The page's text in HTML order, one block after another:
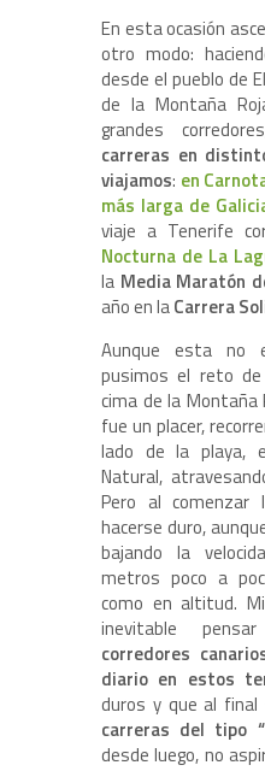
En esta ocasión
otro modo:
desde el pueblo de
de la Montaña
grandes
carreras en
viajamos: en
más larga de
viaje a Tenerife
Nocturna de La
la Media Maratón
año en laCarrera
Aunque esta no
pusimos el reto
cima de la Montaña
fue un placer,
lado de la playa,
Natural,
Pero al comenzar
hacerse duro,
bajando la
metros poco a
como en altitud.
inevitable
corredores
diario en estos
duros y que al final
carreras del tipo
desde luego, no